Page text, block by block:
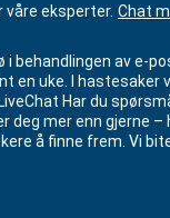
våre eksperter. Chat
i behandlingen av e-
en uke. I hastesaker
Har du
deg mer enn gjerne
å finne frem. Vi